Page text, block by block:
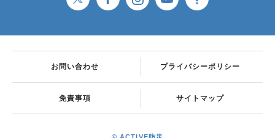
お問い合わせ プライバシーポリシー
免責事項 サイトマップ